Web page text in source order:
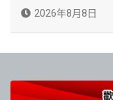
2026年8月8日